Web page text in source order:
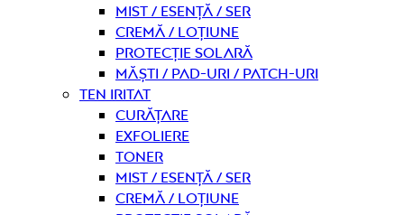
Mist / Esență / Ser
Cremă / Loțiune
Protecție solară
Măști / Pad-uri / Patch-uri
Ten iritat
curățare
Exfoliere
Toner
Mist / Esență / Ser
Cremă / Loțiune